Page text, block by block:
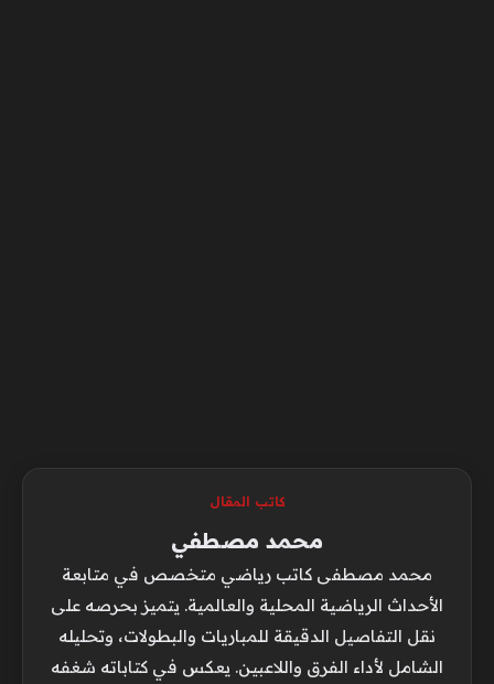
كاتب المقال
محمد مصطفي
محمد مصطفى كاتب رياضي متخصص في متابعة
الأحداث الرياضية المحلية والعالمية. يتميز بحرصه على
نقل التفاصيل الدقيقة للمباريات والبطولات، وتحليله
الشامل لأداء الفرق واللاعبين. يعكس في كتاباته شغفه